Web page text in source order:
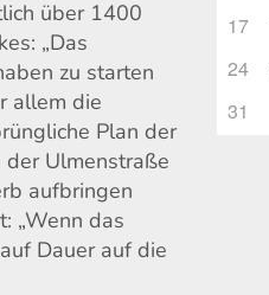
über 1400
„Das
zu starten
allem die
Plan der
Ulmenstraße
aufbringen
„Wenn das
Dauer auf die
17
24
31